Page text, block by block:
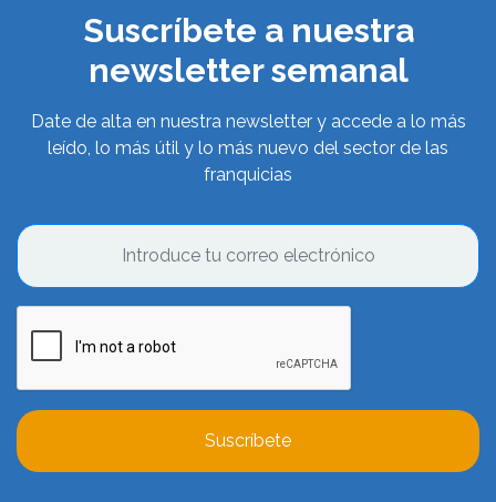
Suscríbete a nuestra
newsletter semanal
Date de alta en nuestra newsletter y accede a lo más
leído, lo más útil y lo más nuevo del sector de las
franquicias
Suscríbete